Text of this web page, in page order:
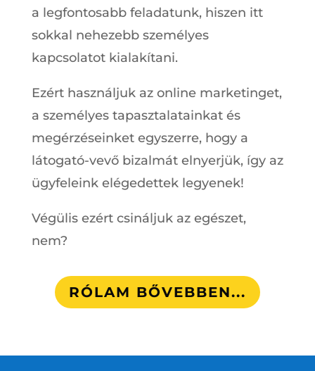
a legfontosabb feladatunk, hiszen itt
sokkal nehezebb személyes
kapcsolatot kialakítani.
Ezért használjuk az online marketinget,
a személyes tapasztalatainkat és
megérzéseinket egyszerre, hogy a
látogató-vevő bizalmát elnyerjük, így az
ügyfeleink elégedettek legyenek!
Végülis ezért csináljuk az egészet,
nem?
RÓLAM BŐVEBBEN...